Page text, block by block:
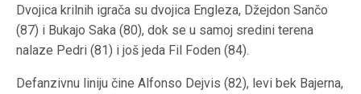
Dvojica krilnih igrača su dvojica Engleza, Džejdon Sančo
(87) i Bukajo Saka (80), dok se u samoj sredini terena
nalaze Pedri (81) i još jeda Fil Foden (84).
Defanzivnu liniju čine Alfonso Dejvis (82), levi bek Bajerna,